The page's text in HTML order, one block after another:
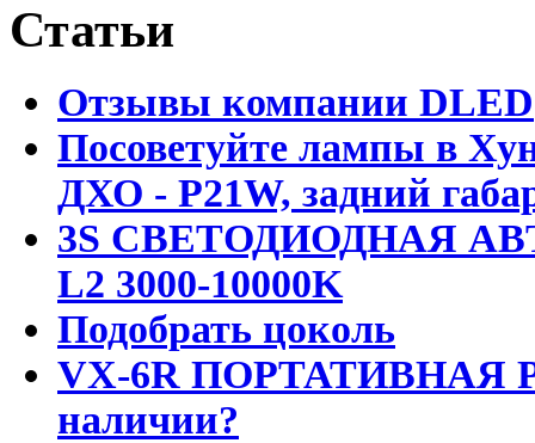
Статьи
Отзывы компании DLED
Посоветуйте лампы в
ДХО - P21W, задний
3S СВЕТОДИОДНАЯ
L2 3000-10000K
Подобрать цоколь
VX-6R ПОРТАТИВНАЯ
наличии?